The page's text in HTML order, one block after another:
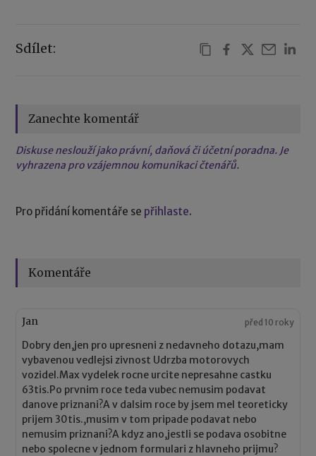
Sdílet:
Zanechte komentář
Diskuse neslouží jako právní, daňová či účetní poradna. Je
vyhrazena pro vzájemnou komunikaci čtenářů.
Pro přidání komentáře se přihlaste.
Komentáře
Jan před 10 roky
Dobry den,jen pro upresneni z nedavneho dotazu,mam
vybavenou vedlejsi zivnost Udrzba motorovych
vozidel.Max vydelek rocne urcite nepresahne castku
63tis.Po prvnim roce teda vubec nemusim podavat
danove priznani?A v dalsim roce by jsem mel teoreticky
prijem 30tis.,musim v tom pripade podavat nebo
nemusim priznani?A kdyz ano,jestli se podava osobitne
nebo spolecne v jednom formulari z hlavneho prijmu?